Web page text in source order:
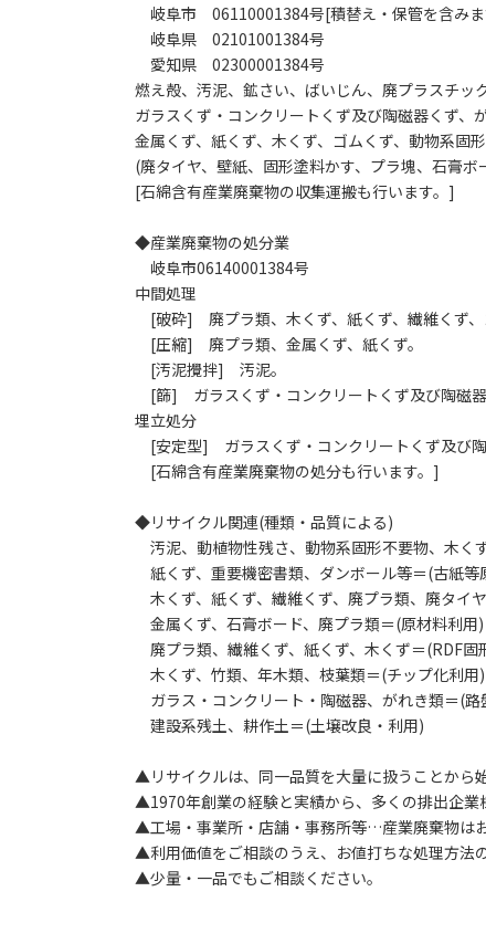
岐阜市 06110001384号[積替え・保管を含み
岐阜県 02101001384号
愛知県 02300001384号
燃え殻、汚泥、鉱さい、ばいじん、廃プラスチッ
ガラスくず・コンクリートくず及び陶磁器くず、
金属くず、紙くず、木くず、ゴムくず、動物系固
(廃タイヤ、壁紙、固形塗料かす、プラ塊、石膏ボ
[石綿含有産業廃棄物の収集運搬も行います。]
◆産業廃棄物の処分業
岐阜市06140001384号
中間処理
[破砕] 廃プラ類、木くず、紙くず、繊維くず、
[圧縮] 廃プラ類、金属くず、紙くず。
[汚泥攪拌] 汚泥。
[篩] ガラスくず・コンクリートくず及び陶磁器
埋立処分
[安定型] ガラスくず・コンクリートくず及び陶
[石綿含有産業廃棄物の処分も行います。]
◆リサイクル関連(種類・品質による)
汚泥、動植物性残さ、動物系固形不要物、木く
紙くず、重要機密書類、ダンボール等＝(古紙等
木くず、紙くず、繊維くず、廃プラ類、廃タイ
金属くず、石膏ボード、廃プラ類＝(原材料利用)
廃プラ類、繊維くず、紙くず、木くず＝(RDF固
木くず、竹類、年木類、枝葉類＝(チップ化利用)
ガラス・コンクリート・陶磁器、がれき類＝(路
建設系残土、耕作土＝(土壌改良・利用)
▲リサイクルは、同一品質を大量に扱うことから始
▲1970年創業の経験と実績から、多くの排出企業
▲工場・事業所・店舗・事務所等…産業廃棄物は
▲利用価値をご相談のうえ、お値打ちな処理方法
▲少量・一品でもご相談ください。